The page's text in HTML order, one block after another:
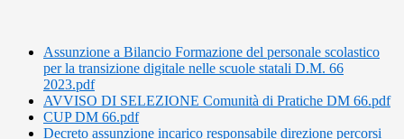
Assunzione a Bilancio Formazione del personale scolastico
per la transizione digitale nelle scuole statali D.M. 66
2023.pdf
AVVISO DI SELEZIONE Comunità di Pratiche DM 66.pdf
CUP DM 66.pdf
Decreto assunzione incarico responsabile direzione percorsi